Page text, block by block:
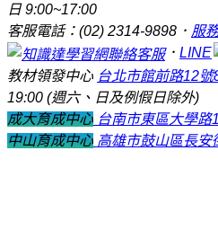
日 9:00~17:00
客服電話：(02) 2314-9898． 服
． LINE
教材領發中心 台北市館前路12號
19:00 (週六、日及例假日除外)
成大育成中心 台南市東區大學路
中山育成中心 高雄市鼓山區長安